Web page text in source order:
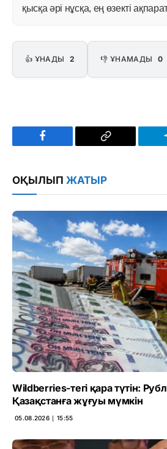
қысқа әрі нұсқа, ең өзекті
👍 ҰНАДЫ 2 👎 ҰНАМАДЫ 0
Facebook
Copy
ОҚЫЛЫП ЖАТЫР
Wildberries-тегі қара түтін:
Қазақстанға жұғуы мүмкін
05.08.2026 ∣ 15:55